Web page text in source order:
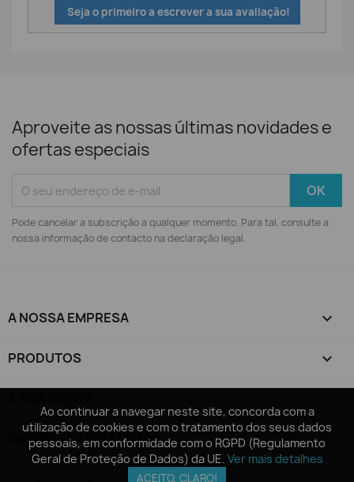
Ao continuar a navegar neste site, concorda com a
utilização de cookies e com o tratamento dos seus dados
pessoais, em conformidade com o RGPD (Regulamento
Geral de Proteção de Dados) da UE. Ver mais detalhes
ACEITO, CLARO!
Seja o primeiro a escrever a sua avaliação!
Aproveite as nossas últimas novidades e
ofertas especiais
Pode cancelar a subscrição a qualquer momento. Para tal, consulte a
nossa informação de contacto na declaração legal.
A NOSSA EMPRESA 
PRODUTOS 
INFORMAÇÃO DA LOJA keyboard_arrow_down
Ao continuar a navegar neste site, concorda com a
utilização de cookies e com o tratamento dos seus dados
pessoais, em conformidade com o RGPD (Regulamento
Geral de Proteção de Dados) da UE. Ver mais detalhes
ACEITO, CLARO!
© 2026 - Software de comércio eletrónico por